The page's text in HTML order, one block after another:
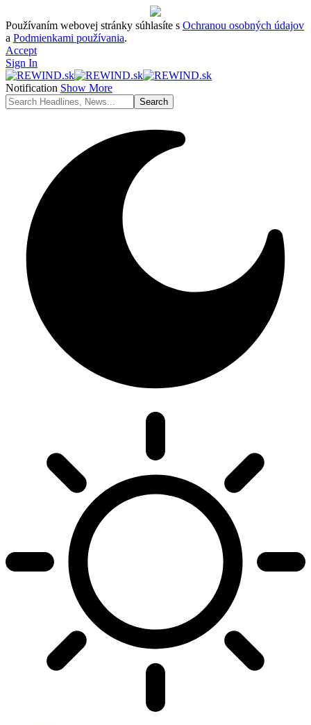
Používaním webovej stránky súhlasíte s Ochranou osobných údajov
a Podmienkami používania.
Accept
Sign In
Notification Show More